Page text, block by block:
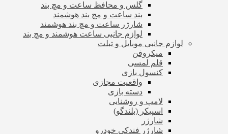
گلس و محافظ ساعت و مچ بند
بند ساعت و مچ بند هوشمند
شارژر ساعت و مچ بند هوشمند
لوازم جانبی ساعت هوشمند و مچ بند
لوازم جانبی موبایل و تبلت
میکروفن
قلم لمسی
کنسول بازی
واقعیت مجازی
دسته بازی
لامپ و روشنایی
اسپیکر (بلندگو)
شارژر
شارژر فندکی خودرو